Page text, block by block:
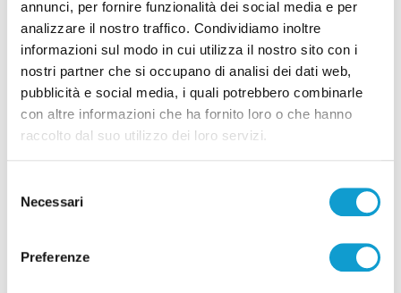
annunci, per fornire funzionalità dei social media e per
analizzare il nostro traffico. Condividiamo inoltre
informazioni sul modo in cui utilizza il nostro sito con i
nostri partner che si occupano di analisi dei dati web,
pubblicità e social media, i quali potrebbero combinarle
con altre informazioni che ha fornito loro o che hanno
raccolto dal suo utilizzo dei loro servizi.
delNecessari
Preferenze
Pubblicità